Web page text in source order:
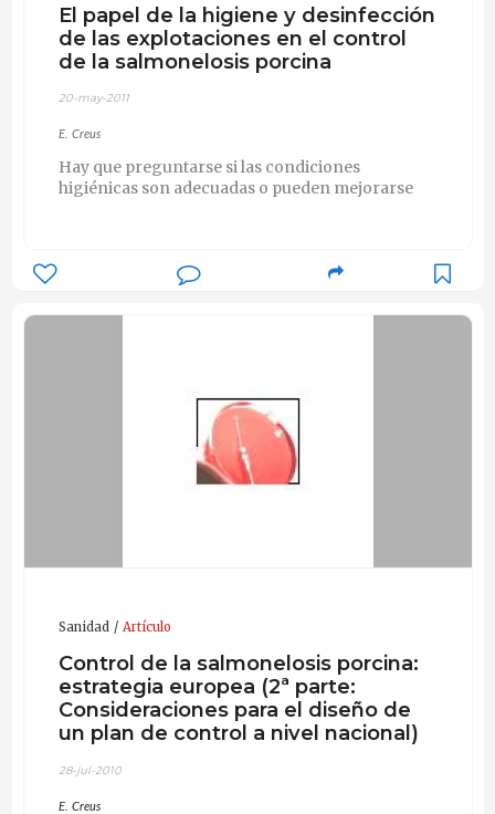
El papel de la higiene y desinfección
de las explotaciones en el control
de la salmonelosis porcina
20-may-2011
E. Creus
Hay que preguntarse si las condiciones
higiénicas son adecuadas o pueden mejorarse
Sanidad Artículo
Control de la salmonelosis porcina:
estrategia europea (2ª parte:
Consideraciones para el diseño de
un plan de control a nivel nacional)
28-jul-2010
E. Creus